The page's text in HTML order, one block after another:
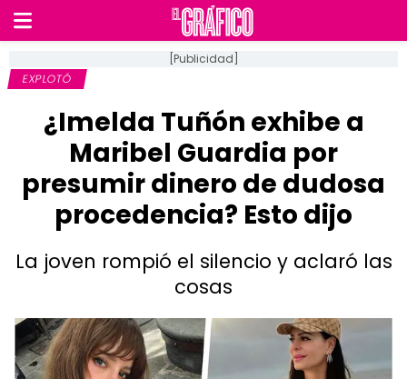
[Publicidad]
EXPLOTÓ
¿Imelda Tuñón exhibe a
Maribel Guardia por
presumir dinero de dudosa
procedencia? Esto dijo
La joven rompió el silencio y aclaró las
cosas